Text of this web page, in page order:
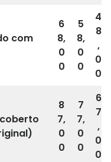
com
6
8,
0
0
5
8,
0
0
4
8
,
0
0
8
7,
0
0
7
7,
0
0
6
7
,
0
0